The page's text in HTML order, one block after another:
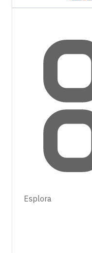
Esplora